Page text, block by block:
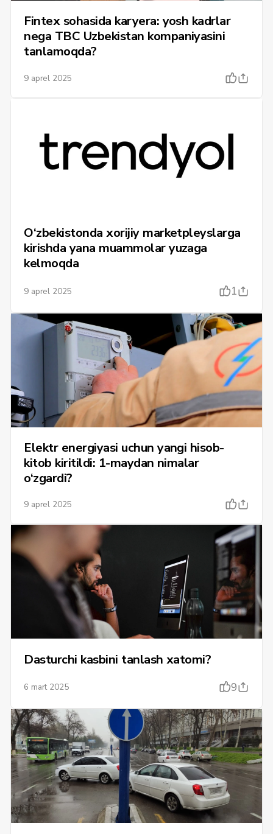
Fintex sohasida karyera: yosh kadrlar
nega TBC Uzbekistan kompaniyasini
tanlamoqda?
9 aprel 2025
O‘zbekistonda xorijiy marketpleyslarga
kirishda yana muammolar yuzaga
kelmoqda
9 aprel 2025 1
Elektr energiyasi uchun yangi hisob-
kitob kiritildi: 1-maydan nimalar
o‘zgardi?
9 aprel 2025
Dasturchi kasbini tanlash xatomi?
6 mart 2025 9